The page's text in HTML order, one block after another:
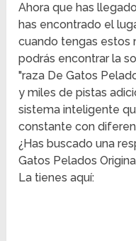
Ahora que has
has encontrado el
cuando tengas estos
podrás encontrar la
"raza De Gatos
y miles de pistas
sistema inteligente
constante con
¿Has buscado una
Gatos Pelados
La tienes aquí: